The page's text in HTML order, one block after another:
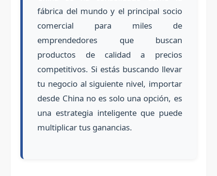
fábrica del mundo y el principal socio
comercial para miles de
emprendedores que buscan
productos de calidad a precios
competitivos. Si estás buscando llevar
tu negocio al siguiente nivel, importar
desde China no es solo una opción, es
una estrategia inteligente que puede
multiplicar tus ganancias.